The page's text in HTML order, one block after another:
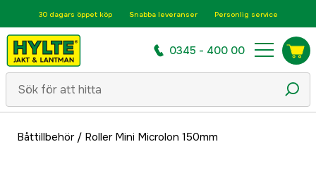
30 dagars öppet köp Snabba leveranser Personlig service
0345 - 400 00
Båttillbehör/ Roller Mini Microlon 150mm